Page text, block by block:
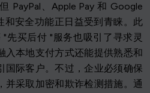
PayPal、Apple Pay 和 Google
和安全功能正日益受到青睐。此
先买后付 "服务也吸引了寻求灵
入本地支付方式还能提供熟悉和
国际客户。不过，企业必须确保
并采取加密和欺诈检测措施。通